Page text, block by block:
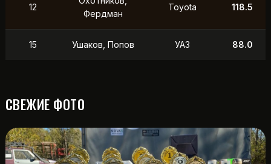
12
Фердман
Toyota 118.5
15 Ушаков, Попов УАЗ 88.0
СВЕЖИЕ ФОТО